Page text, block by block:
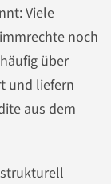
Viele
noch
über
und liefern
aus dem